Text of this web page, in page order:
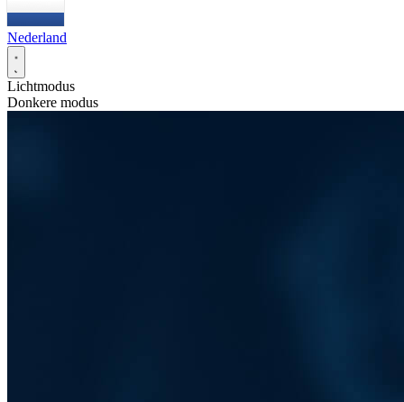
Nederland
Lichtmodus
Donkere modus